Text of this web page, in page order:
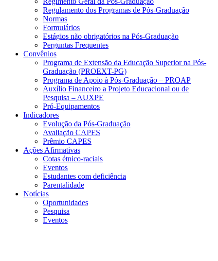
Regulamento dos Programas de Pós-Graduação
Normas
Formulários
Estágios não obrigatórios na Pós-Graduação
Perguntas Frequentes
Convênios
Programa de Extensão da Educação Superior na Pós-
Graduação (PROEXT-PG)
Programa de Apoio à Pós-Graduação – PROAP
Auxílio Financeiro a Projeto Educacional ou de
Pesquisa – AUXPE
Pró-Equipamentos
Indicadores
Evolução da Pós-Graduação
Avaliação CAPES
Prêmio CAPES
Ações Afirmativas
Cotas étnico-raciais
Eventos
Estudantes com deficiência
Parentalidade
Notícias
Oportunidades
Pesquisa
Eventos